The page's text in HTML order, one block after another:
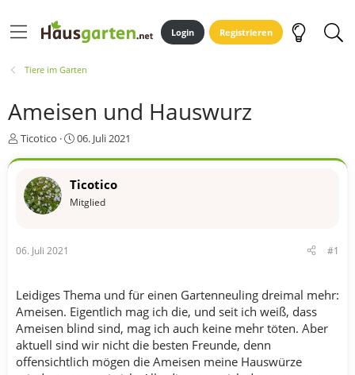
Login Registrieren
Tiere im Garten
Ameisen und Hauswurz
E
e
r
Ticotico
E
t
l
06. Juli 2021
Ticotico
Mitglied
06. Juli 2021 #1
Leidiges Thema und für einen Gartenneuling dreimal mehr:
Ameisen. Eigentlich mag ich die, und seit ich weiß, dass
Ameisen blind sind, mag ich auch keine mehr töten. Aber
aktuell sind wir nicht die besten Freunde, denn
offensichtlich mögen die Ameisen meine Hauswürze